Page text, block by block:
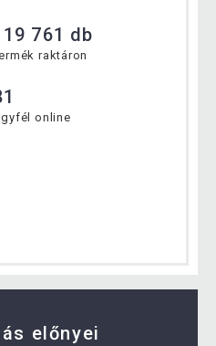
761 db
raktáron
online
előnyei